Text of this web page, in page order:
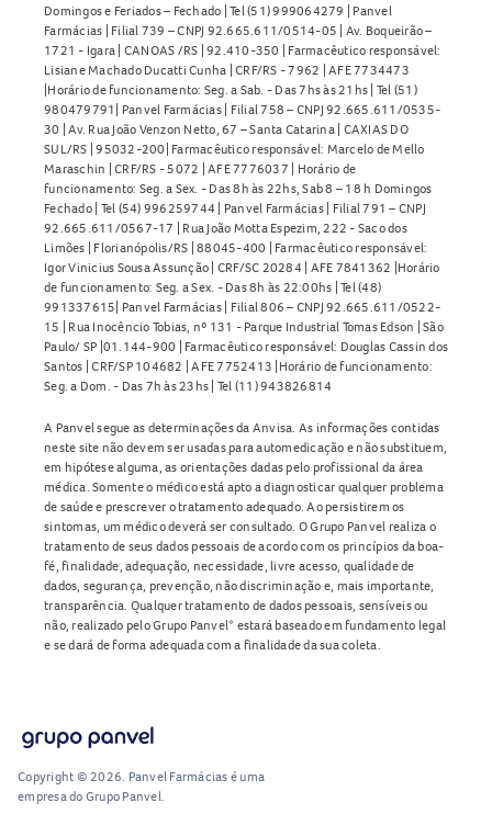
Domingos e Feriados – Fechado | Tel (51) 999064279 | Panvel
Farmácias | Filial 739 – CNPJ 92.665.611/0514-05 | Av. Boqueirão –
1721 - Igara | CANOAS /RS | 92.410-350 | Farmacêutico responsável:
Lisiane Machado Ducatti Cunha | CRF/RS - 7962 | AFE 7734473
|Horário de funcionamento: Seg. a Sab. - Das 7hs às 21hs | Tel (51)
980479791| Panvel Farmácias | Filial 758 – CNPJ 92.665.611/0535-
30 | Av. Rua João Venzon Netto, 67 – Santa Catarina | CAXIAS DO
SUL/RS | 95032-200| Farmacêutico responsável: Marcelo de Mello
Maraschin | CRF/RS - 5072 | AFE 7776037 | Horário de
funcionamento: Seg. a Sex. - Das 8h às 22hs, Sab 8 – 18 h Domingos
Fechado | Tel (54) 996259744 | Panvel Farmácias | Filial 791 – CNPJ
92.665.611/0567-17 | Rua João Motta Espezim, 222 - Saco dos
Limões | Florianópolis/RS | 88045-400 | Farmacêutico responsável:
Igor Vinicius Sousa Assunção | CRF/SC 20284 | AFE 7841362 |Horário
de funcionamento: Seg. a Sex. - Das 8h às 22:00hs | Tel (48)
991337615| Panvel Farmácias | Filial 806 – CNPJ 92.665.611/0522-
15 | Rua Inocêncio Tobias, nº 131 - Parque Industrial Tomas Edson | São
Paulo/ SP |01.144-900 | Farmacêutico responsável: Douglas Cassin dos
Santos | CRF/SP 104682 | AFE 7752413 |Horário de funcionamento:
Seg. a Dom. - Das 7h às 23hs | Tel (11) 943826814
A Panvel segue as determinações da Anvisa. As informações contidas
neste site não devem ser usadas para automedicação e não substituem,
em hipótese alguma, as orientações dadas pelo profissional da área
médica. Somente o médico está apto a diagnosticar qualquer problema
de saúde e prescrever o tratamento adequado. Ao persistirem os
sintomas, um médico deverá ser consultado. O Grupo Panvel realiza o
tratamento de seus dados pessoais de acordo com os princípios da boa-
fé, finalidade, adequação, necessidade, livre acesso, qualidade de
dados, segurança, prevenção, não discriminação e, mais importante,
transparência. Qualquer tratamento de dados pessoais, sensíveis ou
não, realizado pelo Grupo Panvel* estará baseado em fundamento legal
e se dará de forma adequada com a finalidade da sua coleta.
Copyright © 2026. Panvel Farmácias é uma
empresa do Grupo Panvel.